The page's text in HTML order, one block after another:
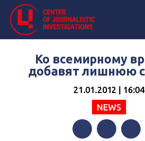
Ко всемирному
добавят лишнюю
21.01.2012 | 16:04
NEWS